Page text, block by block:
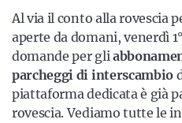
Resta sempre aggiornato con
Iscriviti
Al via il conto alla rovescia
aperte da domani, venerdì
domande per gli
parcheggi di interscambio
piattaforma dedicata è già
rovescia. Vediamo tutte le